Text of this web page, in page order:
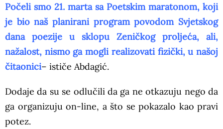
Počeli smo 21. marta sa Poetskim maratonom, koji
je bio naš planirani program povodom Svjetskog
dana poezije u sklopu Zeničkog proljeća, ali,
nažalost, nismo ga mogli realizovati fizički, u našoj
čitaonici– ističe Abdagić.
Dodaje da su se odlučili da ga ne otkazuju nego da
ga organizuju on-line, a što se pokazalo kao pravi
potez.